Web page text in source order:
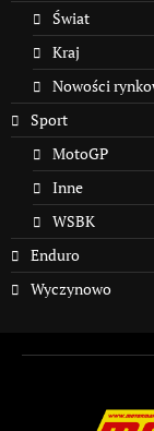
Świat
Kraj
Nowości
Sport
MotoGP
Inne
WSBK
Enduro
Wyczynowo